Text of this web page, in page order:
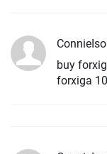
buy
forxiga